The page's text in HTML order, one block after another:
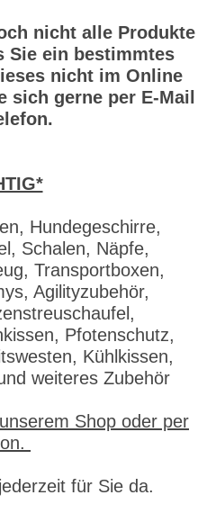
nicht alle Produkte
Sie ein bestimmtes
nicht im Online
sich gerne per E-Mail
Hundegeschirre,
Schalen, Näpfe,
Transportboxen,
Agilityzubehör,
Pfotenschutz,
Kühlkissen,
weiteres Zubehör
Shop oder per
für Sie da.